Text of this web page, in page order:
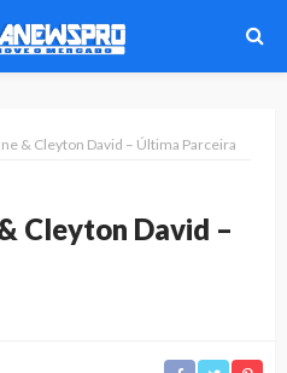
& Cleyton David – Última Parceira
Cleyton David –